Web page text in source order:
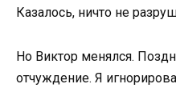
Казалось, ничто не
Но Виктор менялся.
отчуждение. Я